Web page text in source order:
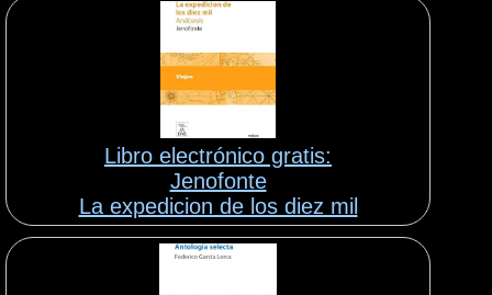
Libro electrónico gratis:
Jenofonte
La expedicion de los diez mil